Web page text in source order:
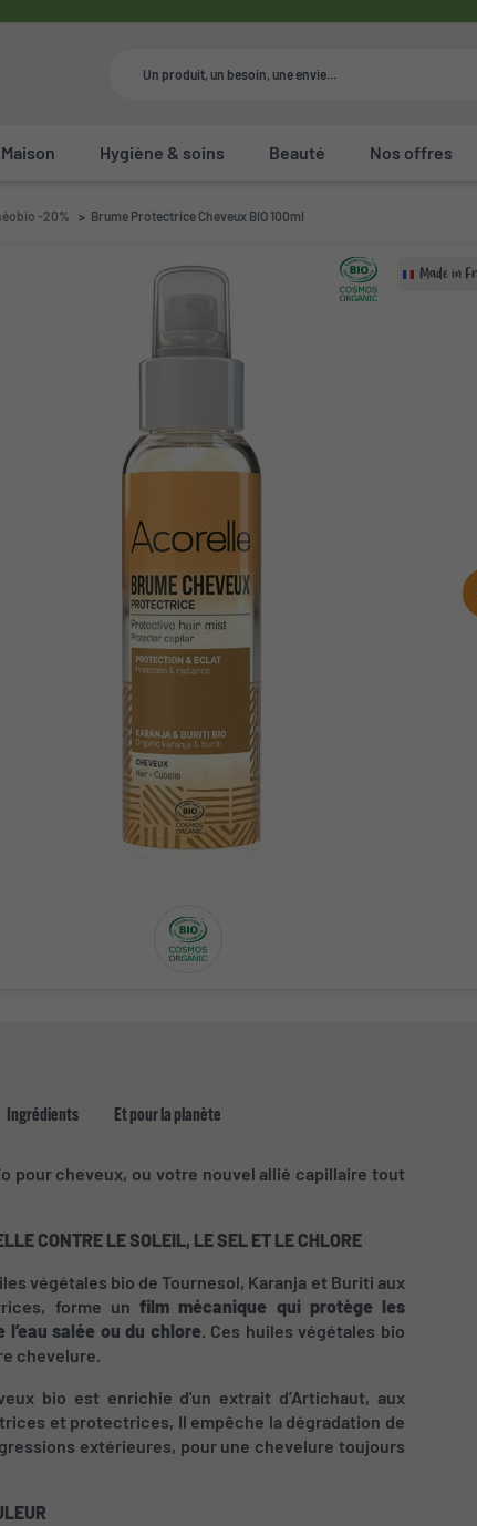
Hygiène & soins Beauté Nos offres
-20% Brume Protectrice Cheveux BIO 100ml
Made in
Ingrédients Et pour la planète
pour cheveux, ou votre nouvel allié capillaire tout
CONTRE LE SOLEIL, LE SEL ET LE CHLORE
végétales bio de Tournesol, Karanja et Buriti aux
forme unfilm mécanique qui protège les
salée ou du chlore. Ces huiles végétales bio
chevelure.
bio est enrichie d'un extrait d’Artichaut, aux
et protectrices, Il empêche la dégradation de
extérieures, pour une chevelure toujours